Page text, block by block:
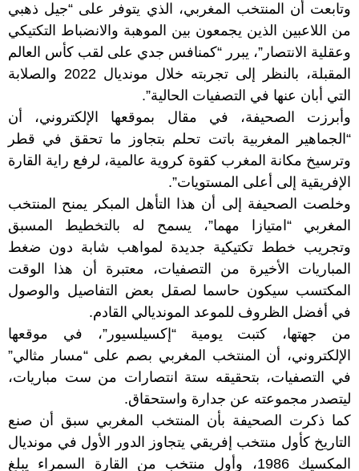
وتابعت أن المنتخب المغربي، الذي يتوفر على “جيل ذهبي
من اللاعبين الذين يجمعون بين الموهبة والانضباط التكتيكي
وعقلية الانتصار”، يبرر “كمنافس جدي على لقب كأس العالم
المقبلة، بالنظر إلى تجربته خلال مونديال 2022 والصلابة
التي أبان عنها في التصفيات الحالية”.
وأبرزت الصحيفة، في مقال بموقعها الإلكتروني، أن
“الجماهير المغربية باتت تحلم بتجاوز ما تحقق في قطر
وترسيخ مكانة المغرب كقوة كروية عالمية، لرفع راية القارة
الإفريقية إلى أعلى المستويات”.
وخلصت الصحيفة إلى أن هذا التأهل المبكر يمنح المنتخب
المغربي “امتيازا مهما”، يسمح له بالتخطيط المسبق
وتجريب خطط تكتيكية جديدة لمواهب شابة دون ضغط
المباريات الأخيرة من التصفيات، معتبرة أن هذا الوقت
المكتسب سيكون حاسما لصقل بعض التفاصيل والوصول
في أفضل الظروف للموعد المونديالي القادم.
من جهتها، كتبت يومية “إكسيلسيور”، في موقعها
الإلكتروني، أن المنتخب المغربي بصم على “مسار مثالي”
في التصفيات، بتحقيقه ستة انتصارات من ست مباريات،
ليتصدر مجموعته عن جدارة واستحقاق.
كما ذكرت الصحيفة بأن المنتخب المغربي سبق أن صنع
التاريخ كأول منتخب إفريقي يتجاوز الدور الأول في مونديال
المكسيك 1986، وأول منتخب من القارة السمراء يبلغ